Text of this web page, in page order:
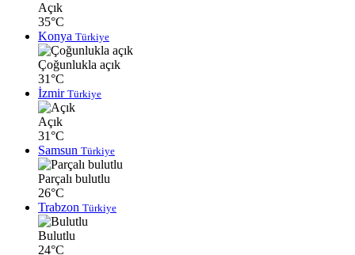
Açık
35°C
Konya Türkiye
Çoğunlukla açık
31°C
İzmir Türkiye
Açık
31°C
Samsun Türkiye
Parçalı bulutlu
26°C
Trabzon Türkiye
Bulutlu
24°C